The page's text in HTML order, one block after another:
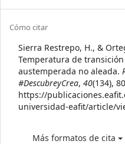
Article
Details
Cómo citar
Sierra Restrepo, H., &
Temperatura de
austemperada no aleada.
#DescubreyCrea, 40(134),
https://
universidad-eafit/article/
Más formatos de cita